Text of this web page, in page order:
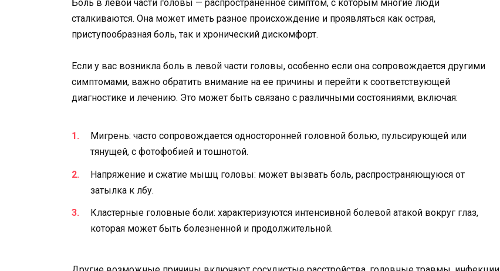
Боль в левой части головы — распространенное симптом, с которым многие люди
сталкиваются. Она может иметь разное происхождение и проявляться как острая,
приступообразная боль, так и хронический дискомфорт.
Если у вас возникла боль в левой части головы, особенно если она сопровождается другими
симптомами, важно обратить внимание на ее причины и перейти к соответствующей
диагностике и лечению. Это может быть связано с различными состояниями, включая:
Мигрень: часто сопровождается односторонней головной болью, пульсирующей или
тянущей, с фотофобией и тошнотой.
Напряжение и сжатие мышц головы: может вызвать боль, распространяющуюся от
затылка к лбу.
Кластерные головные боли: характеризуются интенсивной болевой атакой вокруг глаз,
которая может быть болезненной и продолжительной.